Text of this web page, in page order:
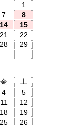
1
7
8
14
15
21
22
28
29
金
土
4
5
11
12
18
19
25 26